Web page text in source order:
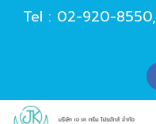
Tel : 02-920-8550,